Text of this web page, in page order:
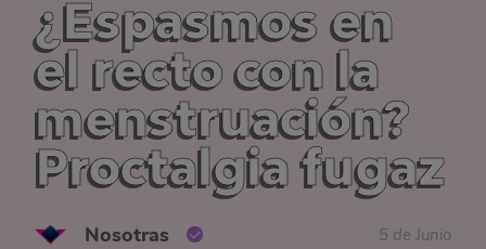
¿Espasmos en
el recto con la
menstruación?
Proctalgia fugaz
Nosotras 5 de Junio